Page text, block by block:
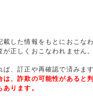
載した情報をもとにおこな
正しくおこなわれません。
、訂正や再確認で済みます
は、詐欺の可能性があると
ります。